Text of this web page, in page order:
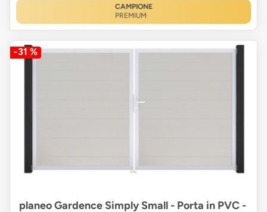
CAMPIONE
PREMIUM
-31 %
planeo Gardence Simply Small - Porta in PVC -